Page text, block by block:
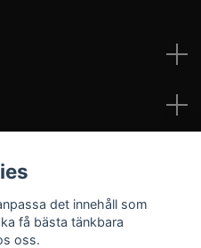
det innehåll som
få bästa tänkbara
oss.